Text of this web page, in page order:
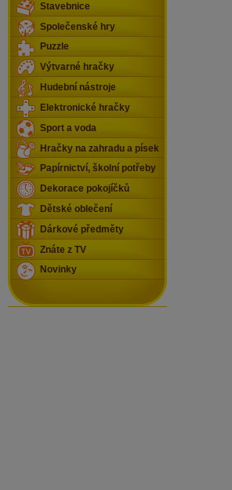
Stavebnice
Společenské hry
Puzzle
Výtvarné hračky
Hudební nástroje
Elektronické hračky
Sport a voda
Hračky na zahradu a písek
Papírnictví, školní potřeby
Dekorace pokojíčků
Dětské oblečení
Dárkové předměty
Znáte z TV
Novinky